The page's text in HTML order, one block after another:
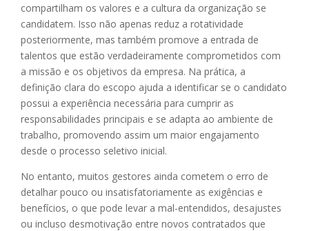
compartilham os valores e a cultura da organização se
candidatem. Isso não apenas reduz a rotatividade
posteriormente, mas também promove a entrada de
talentos que estão verdadeiramente comprometidos com
a missão e os objetivos da empresa. Na prática, a
definição clara do escopo ajuda a identificar se o candidato
possui a experiência necessária para cumprir as
responsabilidades principais e se adapta ao ambiente de
trabalho, promovendo assim um maior engajamento
desde o processo seletivo inicial.
No entanto, muitos gestores ainda cometem o erro de
detalhar pouco ou insatisfatoriamente as exigências e
benefícios, o que pode levar a mal-entendidos, desajustes
ou incluso desmotivação entre novos contratados que